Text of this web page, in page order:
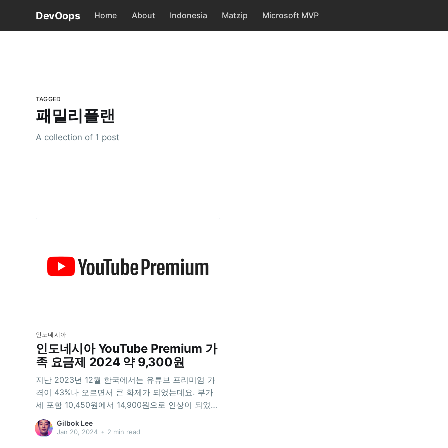
DevOops Home About Indonesia Matzip Microsoft MVP
TAGGED
패밀리플랜
A collection of 1 post
인도네시아
인도네시아 YouTube Premium 가
족 요금제 2024 약 9,300원
지난 2023년 12월 한국에서는 유튜브 프리미엄 가
격이 43%나 오르면서 큰 화제가 되었는데요. 부가
세 포함 10,450원에서 14,900원으로 인상이 되었지
요. 게다가 이 가격은 개인 사용자를 위한 플랜의 가
격이고, 패밀리 플랜은 아예 제공되고 있지 않지요.
Gilbok Lee
Jan 20, 2024 • 2 min read